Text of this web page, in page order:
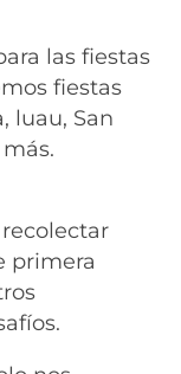
las fiestas
fiestas
luau, San
primera